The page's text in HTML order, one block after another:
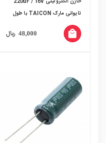
تایوانی مارک TAICON با طول
عمر بالا
48,000 ریال local_mall